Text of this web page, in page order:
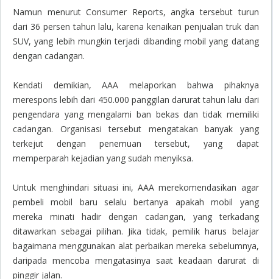
Namun menurut Consumer Reports, angka tersebut turun
dari 36 persen tahun lalu, karena kenaikan penjualan truk dan
SUV, yang lebih mungkin terjadi dibanding mobil yang datang
dengan cadangan.
Kendati demikian, AAA melaporkan bahwa pihaknya
merespons lebih dari 450.000 panggilan darurat tahun lalu dari
pengendara yang mengalami ban bekas dan tidak memiliki
cadangan. Organisasi tersebut mengatakan banyak yang
terkejut dengan penemuan tersebut, yang dapat
memperparah kejadian yang sudah menyiksa.
Untuk menghindari situasi ini, AAA merekomendasikan agar
pembeli mobil baru selalu bertanya apakah mobil yang
mereka minati hadir dengan cadangan, yang terkadang
ditawarkan sebagai pilihan. Jika tidak, pemilik harus belajar
bagaimana menggunakan alat perbaikan mereka sebelumnya,
daripada mencoba mengatasinya saat keadaan darurat di
pinggir jalan.